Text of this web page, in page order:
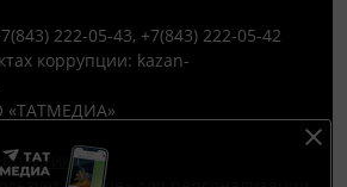
222-05-43, +7(843) 222-05-42
коррупции: kazan-
«ТАТМЕДИА»